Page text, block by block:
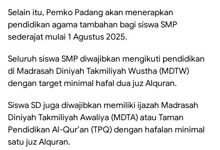
Selain itu, Pemko Padang akan menerapkan
pendidikan agama tambahan bagi siswa SMP
sederajat mulai 1 Agustus 2025.
Seluruh siswa SMP diwajibkan mengikuti pendidikan
di Madrasah Diniyah Takmiliyah Wustha (MDTW)
dengan target minimal hafal dua juz Alquran.
Siswa SD juga diwajibkan memiliki ijazah Madrasah
Diniyah Takmiliyah Awaliya (MDTA) atau Taman
Pendidikan Al-Qur’an (TPQ) dengan hafalan minimal
satu juz Alquran.